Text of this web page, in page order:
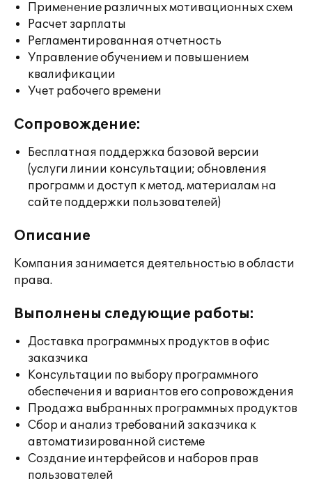
Применение различных мотивационных схем
Расчет зарплаты
Регламентированная отчетность
Управление обучением и повышением
квалификации
Учет рабочего времени
Сопровождение:
Бесплатная поддержка базовой версии
(услуги линии консультации; обновления
программ и доступ к метод. материалам на
сайте поддержки пользователей)
Описание
Компания занимается деятельностью в области
права.
Выполнены следующие работы:
Доставка программных продуктов в офис
заказчика
Консультации по выбору программного
обеспечения и вариантов его сопровождения
Продажа выбранных программных продуктов
Сбор и анализ требований заказчика к
автоматизированной системе
Создание интерфейсов и наборов прав
пользователей